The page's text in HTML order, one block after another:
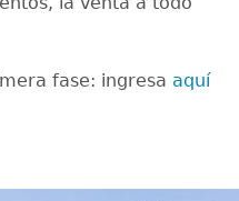
fase: ingresa aquí